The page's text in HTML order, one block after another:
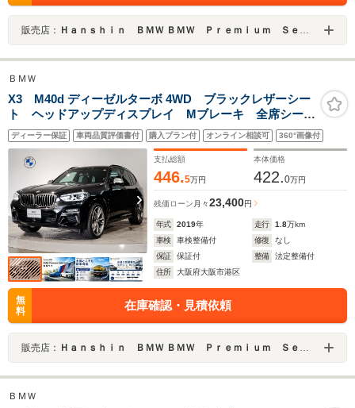
販売店： Ｈａｎｓｈｉｎ ＢＭＷ ＢＭＷ Ｐｒｅｍｉｕｍ Ｓｅｌｅｃｔｉｏｎ 大阪ベイ
ＢＭＷ
X3 M40d ディーゼルターボ 4WD ブラックレザーシー
ト ヘッドアップディスプレイ Mブレーキ 全席シート
ヒーター 全周囲カメラ 純正21インチアロイホイー
ル アクティブクルーズコントロール ステアリングヒ
ーター ランバーサポート
ディーラー保証 車両品質評価書付 購入プラン付 オンライン相談可 360°画像付
支払総額
446.5万円
本体価格
422.0万円
残価ローン 月々23,400円
年式 2019年 走行 1.8万km
車検
車検整備付 修復
なし
保証
保証付 整備
法定整備付
住所
大阪府大阪市港区
無
料
在庫確認・見積依頼
販売店： Ｈａｎｓｈｉｎ ＢＭＷ ＢＭＷ Ｐｒｅｍｉｕｍ Ｓｅｌｅｃｔｉｏｎ 大阪ベイ
ＢＭＷ